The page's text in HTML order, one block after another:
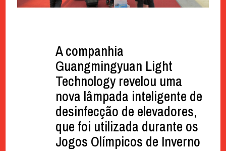
A companhia
Guangmingyuan Light
Technology revelou uma
nova lâmpada inteligente de
desinfecção de elevadores,
que foi utilizada durante os
Jogos Olímpicos de Inverno